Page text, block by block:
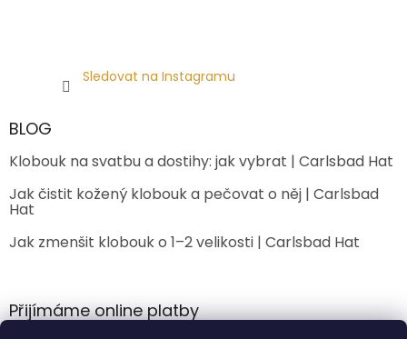
Sledovat na Instagramu
BLOG
Klobouk na svatbu a dostihy: jak vybrat | Carlsbad Hat
Jak čistit kožený klobouk a pečovat o něj | Carlsbad
Hat
Jak zmenšit klobouk o 1–2 velikosti | Carlsbad Hat
Přijímáme online platby